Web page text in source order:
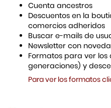
Cuenta ancestros
Descuentos en la
comercios adheridos
Buscar e-mails de
Newsletter con
Formatos para ver los
generaciones) y
Para ver los formatos